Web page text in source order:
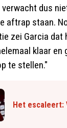
dus
aftrap staan.
zei Garcia dat
klaar
te stellen."
Het escaleert: